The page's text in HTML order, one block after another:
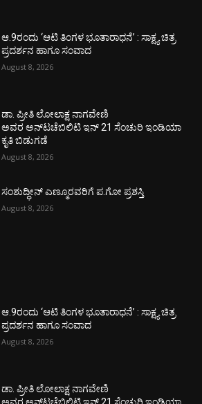
ಆ.9ರಂದು ‘ಆಟಿ ತಿಂಗಳ ಭೂತಾರಾಧನೆ’ : ಸಾಕ್ಷ್ಯ ಚಿತ್ರ
ಪ್ರದರ್ಶನ ಹಾಗೂ ಸಂವಾದ
August 8, 2026
ಡಾ. ಪ್ರೀತಿ ಲೋಲಾಕ್ಷ ನಾಗವೇಣಿ
ಅವರ ಅನ್‌ಟಚೆಬಿಲಿಟಿ ಇನ್ 21 ಸೆಂಚುರಿ ಇಂಡಿಯಾ
ಕೃತಿ ಬಿಡುಗಡೆ
August 8, 2026
ಸಂಶುದ್ಧೀನ್ ಎಣ್ಮೂರವರಿಗೆ ಪ.ಗೋ ಪ್ರಶಸ್ತಿ
August 8, 2026
ಆ.9ರಂದು ‘ಆಟಿ ತಿಂಗಳ ಭೂತಾರಾಧನೆ’ : ಸಾಕ್ಷ್ಯ ಚಿತ್ರ
ಪ್ರದರ್ಶನ ಹಾಗೂ ಸಂವಾದ
August 8, 2026
ಡಾ. ಪ್ರೀತಿ ಲೋಲಾಕ್ಷ ನಾಗವೇಣಿ